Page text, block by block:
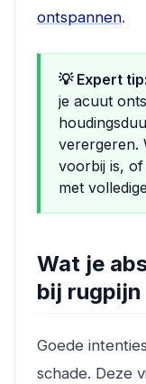
ontspannen.
💡 Expert tip:
je acuut
verergeren.
voorbij is,
met
Wat je
bij rugpijn
Goede
schade. Deze